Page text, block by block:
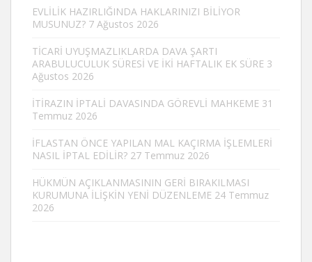
EVLİLİK HAZIRLIĞINDA HAKLARINIZI BİLİYOR
MUSUNUZ? 7 Ağustos 2026
TİCARİ UYUŞMAZLIKLARDA DAVA ŞARTI
ARABULUCULUK SÜRESİ VE İKİ HAFTALIK EK SÜRE 3
Ağustos 2026
İTİRAZIN İPTALİ DAVASINDA GÖREVLİ MAHKEME 31
Temmuz 2026
İFLASTAN ÖNCE YAPILAN MAL KAÇIRMA İŞLEMLERİ
NASIL İPTAL EDİLİR? 27 Temmuz 2026
HÜKMÜN AÇIKLANMASININ GERİ BIRAKILMASI
KURUMUNA İLİŞKİN YENİ DÜZENLEME 24 Temmuz
2026